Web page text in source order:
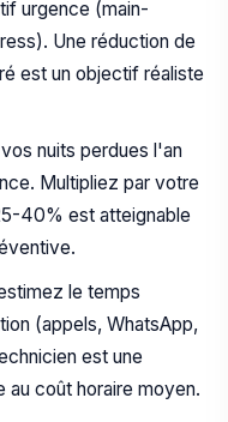
urgence (main-
Une réduction de
est un objectif réaliste
nuits perdues l'an
Multipliez par votre
40% est atteignable
le temps
(appels, WhatsApp,
est une
coût horaire moyen.